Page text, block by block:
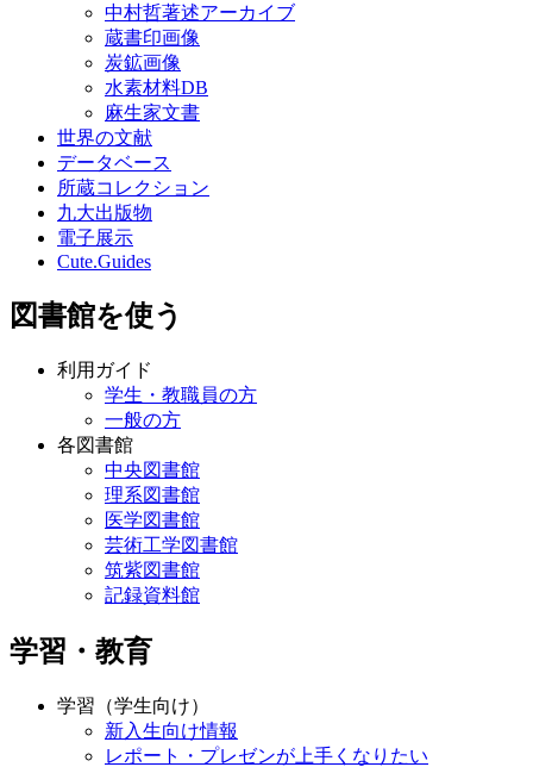
中村哲著述アーカイブ
蔵書印画像
炭鉱画像
水素材料DB
麻生家文書
世界の文献
データベース
所蔵コレクション
九大出版物
電子展示
Cute.Guides
図書館を使う
利用ガイド
学生・教職員の方
一般の方
各図書館
中央図書館
理系図書館
医学図書館
芸術工学図書館
筑紫図書館
記録資料館
学習・教育
学習（学生向け）
新入生向け情報
レポート・プレゼンが上手くなりたい